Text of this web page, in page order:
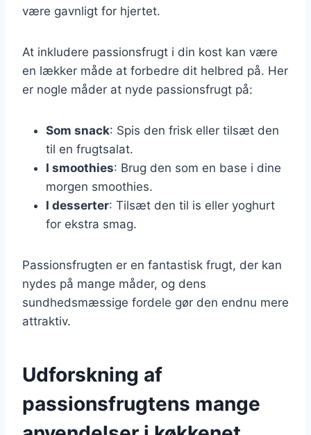
være gavnligt for hjertet.
At inkludere passionsfrugt i din kost kan være
en lækker måde at forbedre dit helbred på. Her
er nogle måder at nyde passionsfrugt på:
Som snack: Spis den frisk eller tilsæt den
til en frugtsalat.
I smoothies: Brug den som en base i dine
morgen smoothies.
I desserter: Tilsæt den til is eller yoghurt
for ekstra smag.
Passionsfrugten er en fantastisk frugt, der kan
nydes på mange måder, og dens
sundhedsmæssige fordele gør den endnu mere
attraktiv.
Udforskning af
passionsfrugtens mange